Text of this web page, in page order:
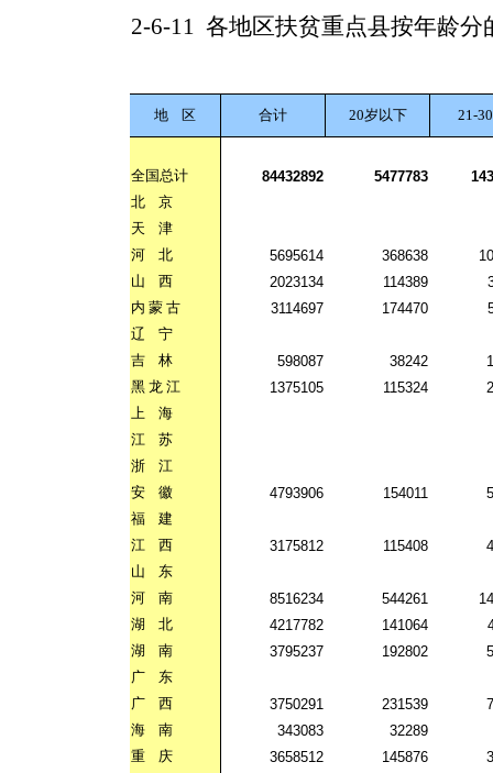
2-6-11 各地区扶贫重点县按年龄
地 区 合计 20岁以下 21-
全国总计 84432892 5477783
北
京
天
津
河
北 5695614 368638
山
西 2023134 114389
内 蒙 古 3114697 174470
辽
宁
吉
林 598087 38242
黑 龙 江 1375105 115324
上
海
江
苏
浙
江
安
徽 4793906 154011
福
建
江
西 3175812 115408
山
东
河
南 8516234 544261
湖
北 4217782 141064
湖
南 3795237 192802
广
东
广
西 3750291 231539
海
南 343083
32289
重
庆 3658512 145876